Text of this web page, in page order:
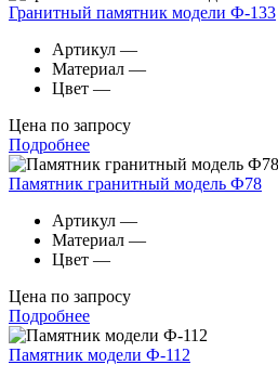
Гранитный памятник модели Ф-133
Артикул —
Материал —
Цвет —
Цена по запросу
Подробнее
Памятник гранитный модель Ф78
Артикул —
Материал —
Цвет —
Цена по запросу
Подробнее
Памятник модели Ф-112